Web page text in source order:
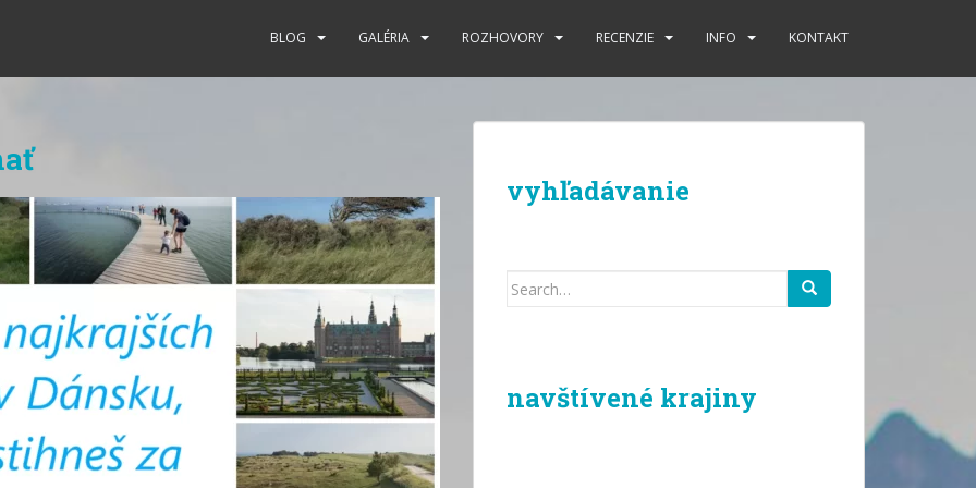
BLOG GALÉRIA ROZHOVORY RECENZIE INFO KONTAKT
vyhľadávanie
Search
navštívené krajiny